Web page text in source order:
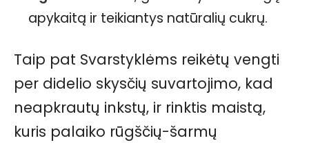
apykaitą ir teikiantys natūralių cukrų.
Taip pat Svarstyklėms reikėtų vengti
per didelio skysčių suvartojimo, kad
neapkrautų inkstų, ir rinktis maistą,
kuris palaiko rūgščių-šarmų